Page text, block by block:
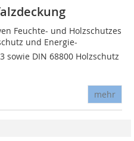
Feuchte- und Holzschutzes
und Energie-
DIN 68800 Holzschutz 
mehr